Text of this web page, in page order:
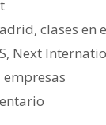
,clases en
, Next